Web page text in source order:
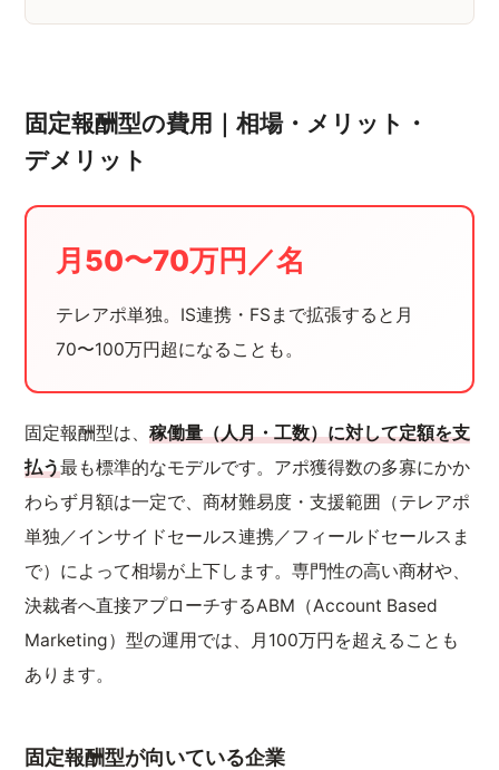
固定報酬型の費用｜相場・メリット・
デメリット
月50〜70万円／名
テレアポ単独。IS連携・FSまで拡張すると月
70〜100万円超になることも。
固定報酬型は、稼働量（人月・工数）に対して定額を支
払う最も標準的なモデルです。アポ獲得数の多寡にかか
わらず月額は一定で、商材難易度・支援範囲（テレアポ
単独／インサイドセールス連携／フィールドセールスま
で）によって相場が上下します。専門性の高い商材や、
決裁者へ直接アプローチするABM（Account Based
Marketing）型の運用では、月100万円を超えることも
あります。
固定報酬型が向いている企業